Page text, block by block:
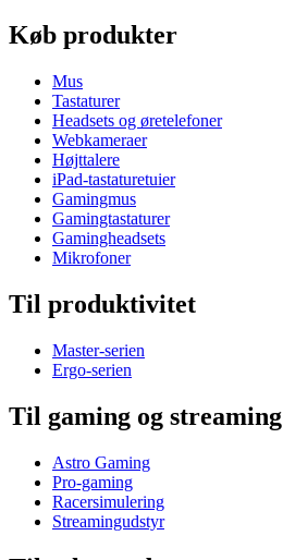
Køb produkter
Mus
Tastaturer
Headsets og øretelefoner
Webkameraer
Højttalere
iPad-tastaturetuier
Gamingmus
Gamingtastaturer
Gamingheadsets
Mikrofoner
Til produktivitet
Master-serien
Ergo-serien
Til gaming og streaming
Astro Gaming
Pro-gaming
Racersimulering
Streamingudstyr